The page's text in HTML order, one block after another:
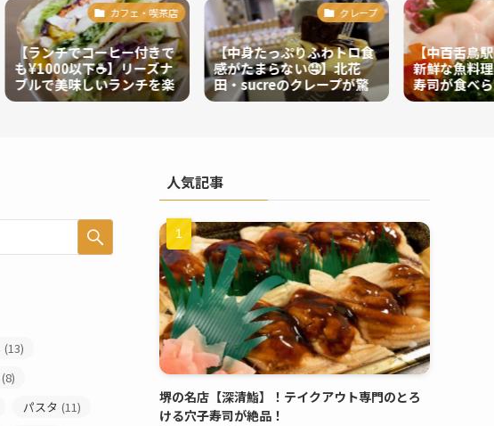
カフェ・喫茶店
【ランチでコーヒー付きで
も¥1000以下☕️】リーズナ
ブルで美味しいランチを楽
しむなら、萩原天神・cafe
クレープ
【中身たっぷりふわトロ食
感がたまらない🤤】北花
田・sucreのクレープが驚
きのコスパ💓
【中百舌鳥
新鮮な魚料
寿司が食べ
(13)
(8)
パスタ (11)
人気記事
堺の名店【深清鮨】！テイクアウト専門のとろ
ける穴子寿司が絶品！